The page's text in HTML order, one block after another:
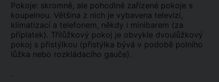
Pokoje: skromně, ale pohodlně zařízené pokoje s
koupelnou. Většina z nich je vybavena televizí,
klimatizací a telefonem, někdy i minibarem (za
příplatek). Třílůžkový pokoj je obvykle dvoulůžkový
pokoj s přistýlkou (přistýlka bývá v podobě polního
lůžka nebo rozkládacího gauče).
.